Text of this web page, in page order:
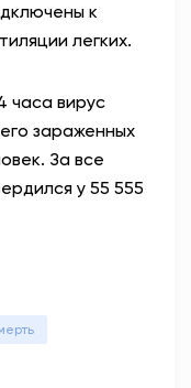
к
легких.
часа вирус
зараженных
За все
у 55 555